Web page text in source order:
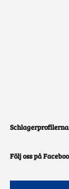
Följ oss på